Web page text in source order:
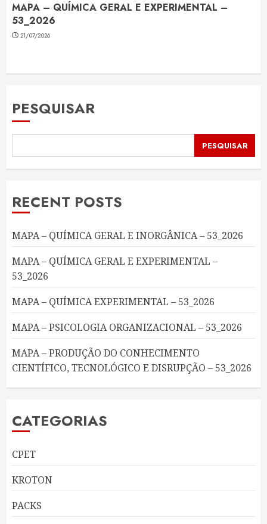
MAPA – QUÍMICA GERAL E EXPERIMENTAL –
53_2026
21/07/2026
PESQUISAR
PESQUISAR
RECENT POSTS
MAPA – QUÍMICA GERAL E INORGÂNICA – 53_2026
MAPA – QUÍMICA GERAL E EXPERIMENTAL –
53_2026
MAPA – QUÍMICA EXPERIMENTAL – 53_2026
MAPA – PSICOLOGIA ORGANIZACIONAL – 53_2026
MAPA – PRODUÇÃO DO CONHECIMENTO
CIENTÍFICO, TECNOLÓGICO E DISRUPÇÃO – 53_2026
CATEGORIAS
CPET
KROTON
PACKS